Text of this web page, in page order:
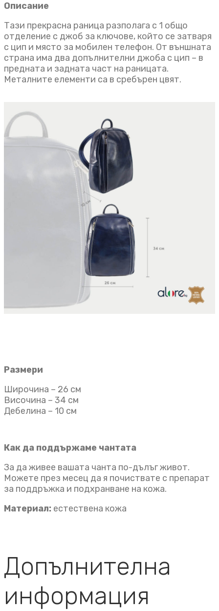
Описание
Тази прекрасна раница разполага с 1 общо
отделение с джоб за ключове, който се затваря
с цип и място за мобилен телефон. От външната
страна има два допълнителни джоба с цип – в
предната и задната част на раницата.
Металните елементи са в сребърен цвят.
Размери
Широчина – 26 см
Височина – 34 см
Дебелина – 10 см
Как да поддържаме чантата
За да живее вашата чанта по-дълъг живот.
Можете през месец да я почиствате с препарат
за поддръжка и подхранване на кожа.
Материал: естествена кожа
Допълнителна
информация